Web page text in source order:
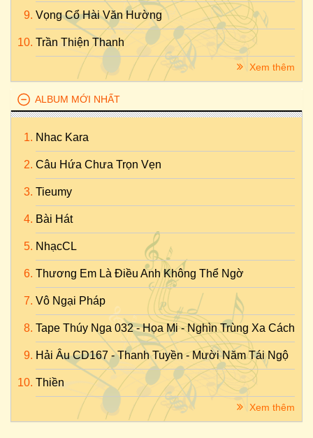
Vọng Cổ Hài Văn Hường
Trần Thiện Thanh
Xem thêm
ALBUM MỚI NHẤT
Nhac Kara
Câu Hứa Chưa Trọn Vẹn
Tieumy
Bài Hát
NhạcCL
Thương Em Là Điều Anh Không Thể Ngờ
Vô Ngại Pháp
Tape Thúy Nga 032 - Họa Mi - Nghìn Trùng Xa Cách
Hải Âu CD167 - Thanh Tuyền - Mười Năm Tái Ngộ
Thiền
Xem thêm